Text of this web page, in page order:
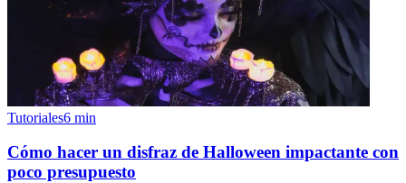
Tutoriales6 min
Cómo hacer un disfraz de Halloween impactante con
poco presupuesto